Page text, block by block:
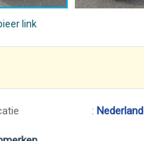
link
: Nederland